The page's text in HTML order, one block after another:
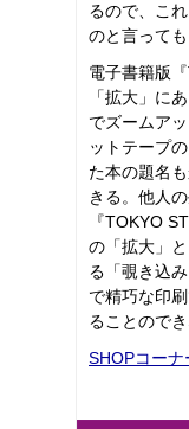
るので、こ
のと言って
電子書籍版
「拡大」に
でズームア
ットテープ
た本の題名
きる。他人
『TOKYO
の「拡大」
る「覗き込
で精巧な印
ることのでき
SHOPコーナ